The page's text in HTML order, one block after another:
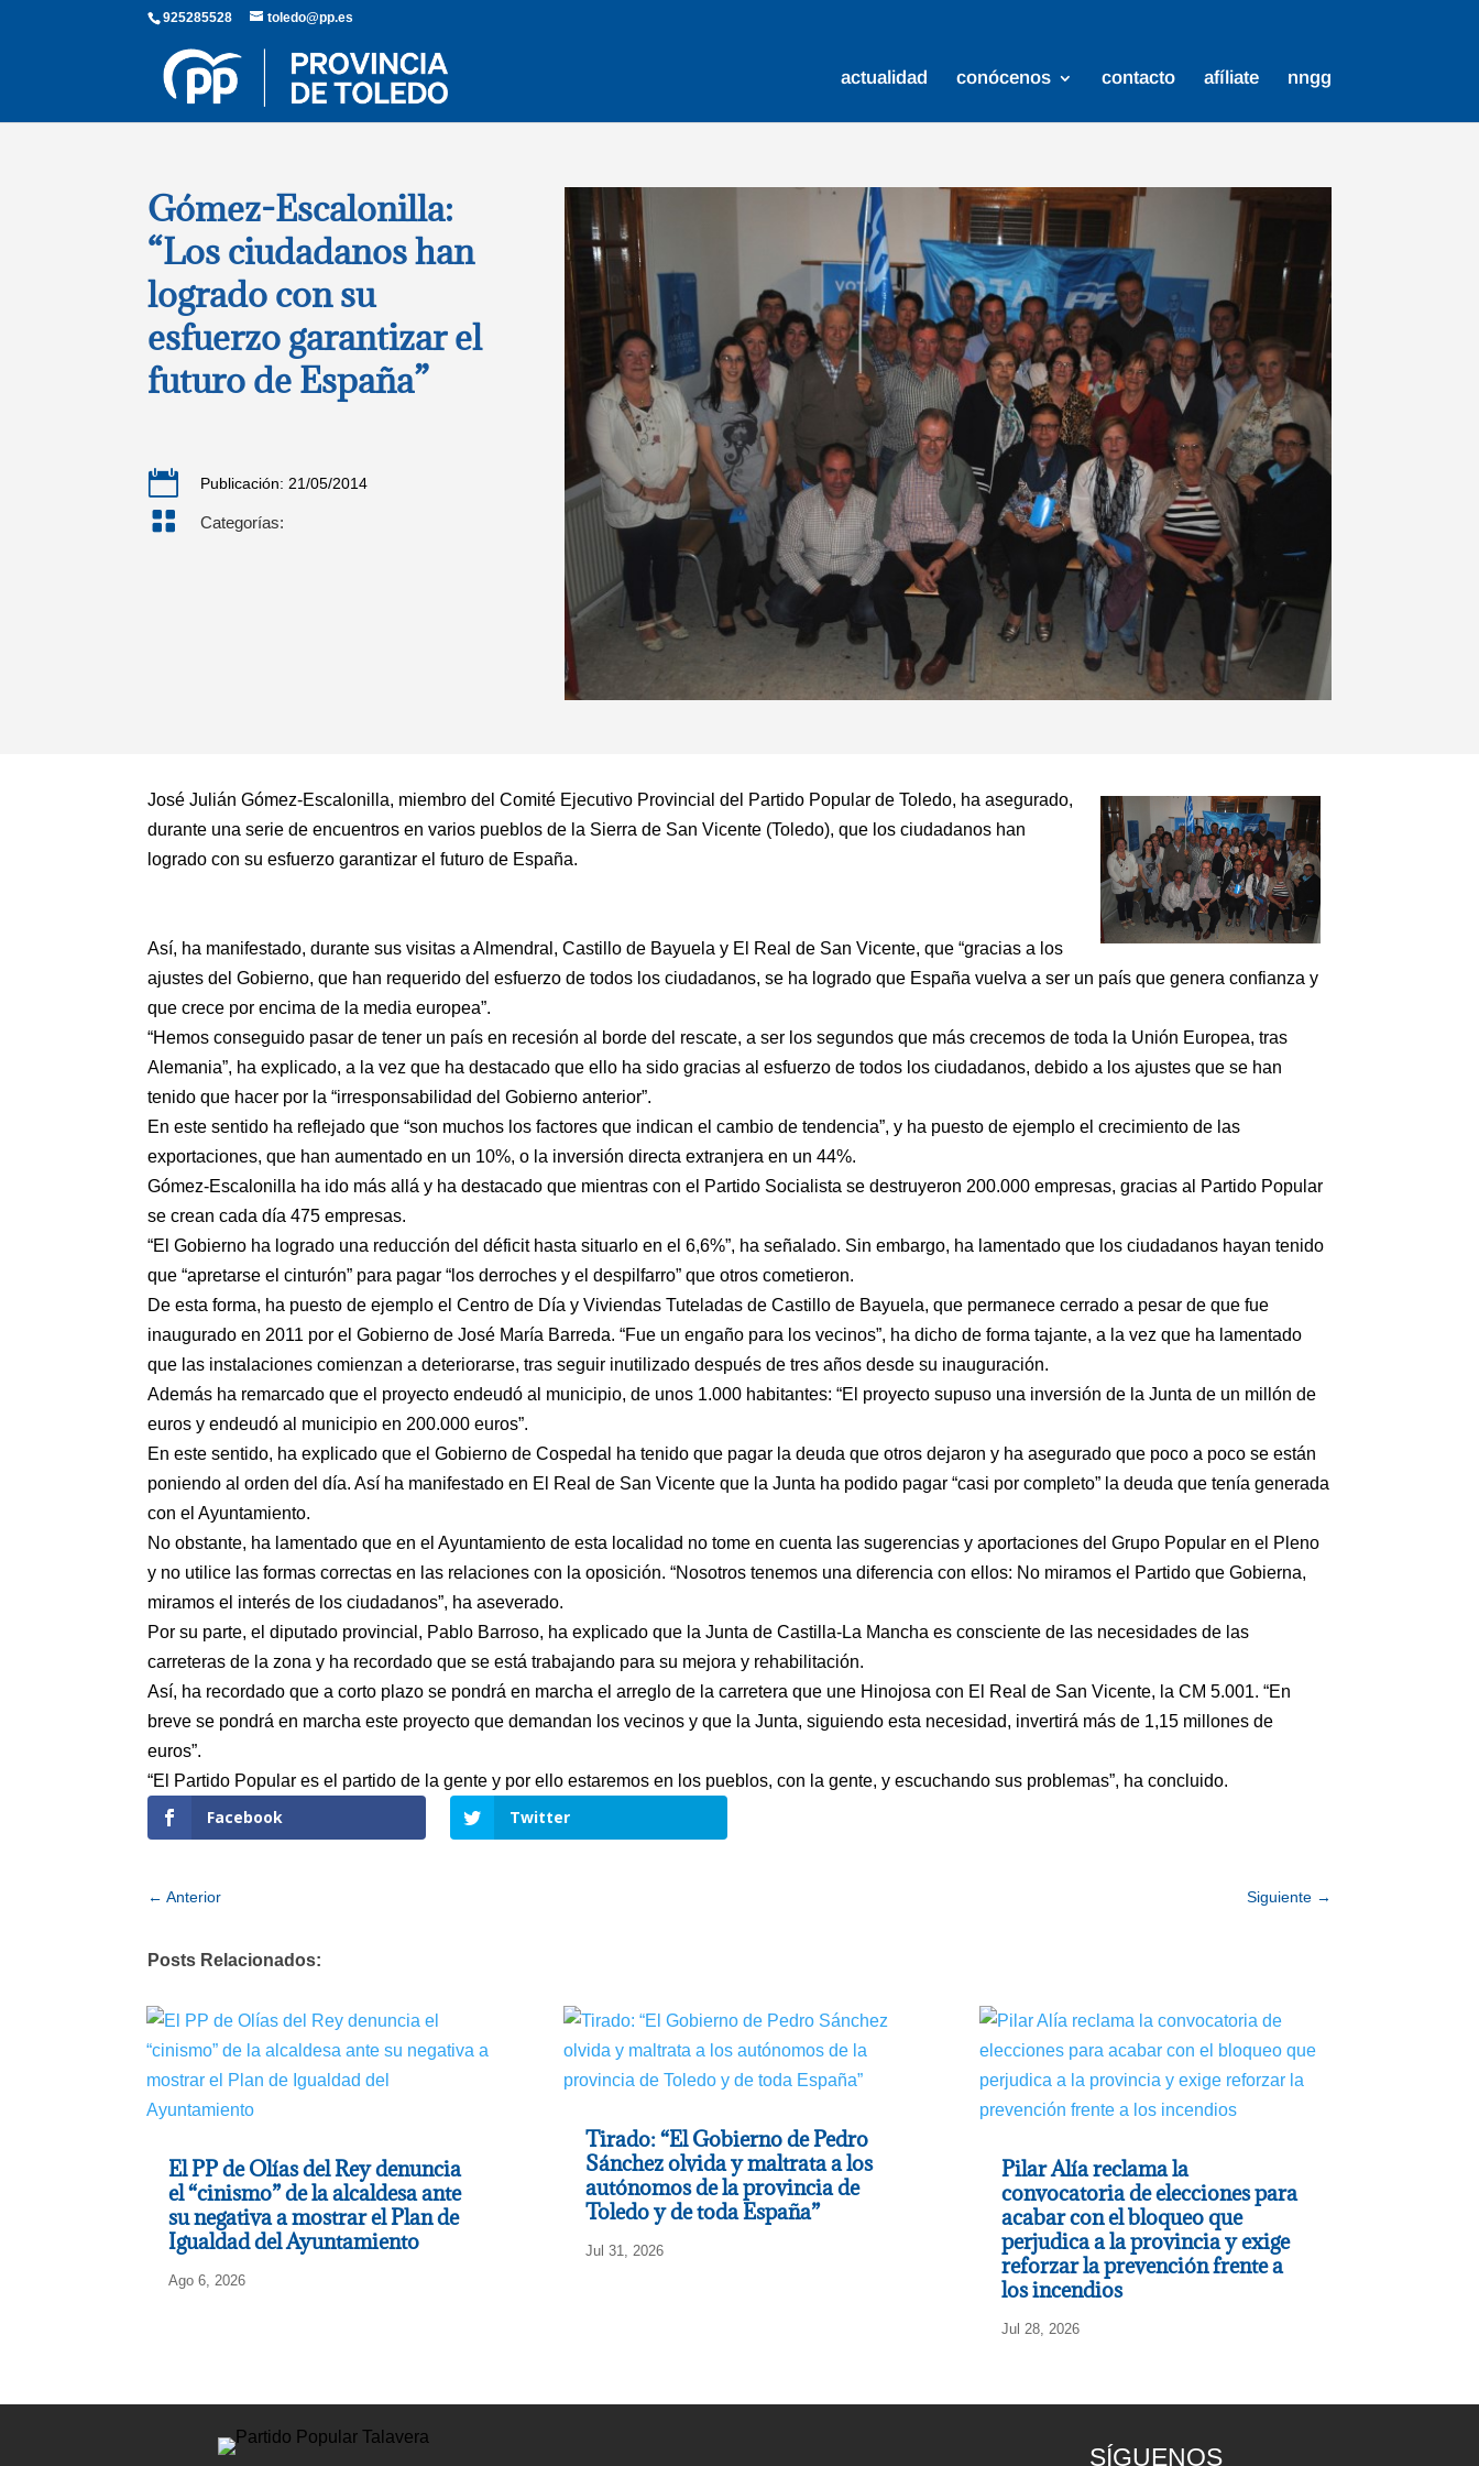
925285528 toledo@pp.es
actualidad conócenos contacto afíliate nngg
Gómez-Escalonilla:
“Los ciudadanos han
logrado con su
esfuerzo garantizar el
futuro de España”
 Publicación: 21/05/2014
 Categorías:
José Julián Gómez-Escalonilla, miembro del Comité Ejecutivo Provincial del Partido Popular de Toledo, ha asegurado,
durante una serie de encuentros en varios pueblos de la Sierra de San Vicente (Toledo), que los ciudadanos han
logrado con su esfuerzo garantizar el futuro de España.
Así, ha manifestado, durante sus visitas a Almendral, Castillo de Bayuela y El Real de San Vicente, que “gracias a los
ajustes del Gobierno, que han requerido del esfuerzo de todos los ciudadanos, se ha logrado que España vuelva a ser un país que genera confianza y
que crece por encima de la media europea”.
“Hemos conseguido pasar de tener un país en recesión al borde del rescate, a ser los segundos que más crecemos de toda la Unión Europea, tras
Alemania”, ha explicado, a la vez que ha destacado que ello ha sido gracias al esfuerzo de todos los ciudadanos, debido a los ajustes que se han
tenido que hacer por la “irresponsabilidad del Gobierno anterior”.
En este sentido ha reflejado que “son muchos los factores que indican el cambio de tendencia”, y ha puesto de ejemplo el crecimiento de las
exportaciones, que han aumentado en un 10%, o la inversión directa extranjera en un 44%.
Gómez-Escalonilla ha ido más allá y ha destacado que mientras con el Partido Socialista se destruyeron 200.000 empresas, gracias al Partido Popular
se crean cada día 475 empresas.
“El Gobierno ha logrado una reducción del déficit hasta situarlo en el 6,6%”, ha señalado. Sin embargo, ha lamentado que los ciudadanos hayan tenido
que “apretarse el cinturón” para pagar “los derroches y el despilfarro” que otros cometieron.
De esta forma, ha puesto de ejemplo el Centro de Día y Viviendas Tuteladas de Castillo de Bayuela, que permanece cerrado a pesar de que fue
inaugurado en 2011 por el Gobierno de José María Barreda. “Fue un engaño para los vecinos”, ha dicho de forma tajante, a la vez que ha lamentado
que las instalaciones comienzan a deteriorarse, tras seguir inutilizado después de tres años desde su inauguración.
Además ha remarcado que el proyecto endeudó al municipio, de unos 1.000 habitantes: “El proyecto supuso una inversión de la Junta de un millón de
euros y endeudó al municipio en 200.000 euros”.
En este sentido, ha explicado que el Gobierno de Cospedal ha tenido que pagar la deuda que otros dejaron y ha asegurado que poco a poco se están
poniendo al orden del día. Así ha manifestado en El Real de San Vicente que la Junta ha podido pagar “casi por completo” la deuda que tenía generada
con el Ayuntamiento.
No obstante, ha lamentado que en el Ayuntamiento de esta localidad no tome en cuenta las sugerencias y aportaciones del Grupo Popular en el Pleno
y no utilice las formas correctas en las relaciones con la oposición. “Nosotros tenemos una diferencia con ellos: No miramos el Partido que Gobierna,
miramos el interés de los ciudadanos”, ha aseverado.
Por su parte, el diputado provincial, Pablo Barroso, ha explicado que la Junta de Castilla-La Mancha es consciente de las necesidades de las
carreteras de la zona y ha recordado que se está trabajando para su mejora y rehabilitación.
Así, ha recordado que a corto plazo se pondrá en marcha el arreglo de la carretera que une Hinojosa con El Real de San Vicente, la CM 5.001. “En
breve se pondrá en marcha este proyecto que demandan los vecinos y que la Junta, siguiendo esta necesidad, invertirá más de 1,15 millones de
euros”.
“El Partido Popular es el partido de la gente y por ello estaremos en los pueblos, con la gente, y escuchando sus problemas”, ha concluido.
Facebook Twitter
←Anterior Siguiente→
Posts Relacionados:
El PP de Olías del Rey denuncia
el “cinismo” de la alcaldesa ante
su negativa a mostrar el Plan de
Igualdad del Ayuntamiento
Ago 6, 2026
Tirado: “El Gobierno de Pedro
Sánchez olvida y maltrata a los
autónomos de la provincia de
Toledo y de toda España”
Jul 31, 2026
Pilar Alía reclama la
convocatoria de elecciones para
acabar con el bloqueo que
perjudica a la provincia y exige
reforzar la prevención frente a
los incendios
Jul 28, 2026
SÍGUENOS